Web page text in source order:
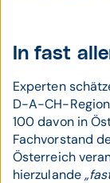
In fast
Experten
D-A-CH-
100 davon in
Fachvorstand
Österreich
hierzulande